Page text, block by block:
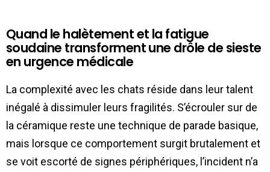
Quand le halètement et la fatigue
soudaine transforment une drôle de sieste
en urgence médicale
La complexité avec les chats réside dans leur talent
inégalé à dissimuler leurs fragilités. S’écrouler sur de
la céramique reste une technique de parade basique,
mais lorsque ce comportement surgit brutalement et
se voit escorté de signes périphériques, l’incident n’a